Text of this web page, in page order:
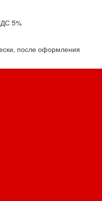
5%
после оформления